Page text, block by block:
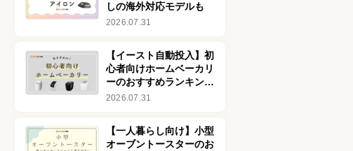
しの海外対応モデルも
2026.07.31
【イースト自動投入】初
心者向けホームベーカリ
ーのおすすめランキング
76選！安い商品も
2026.07.31
【一人暮らし向け】小型
オーブントースターのお